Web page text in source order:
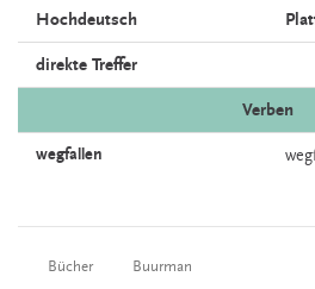
Hochdeutsch
direkte Treffer
Verben
wegfallen
Bücher Buurman